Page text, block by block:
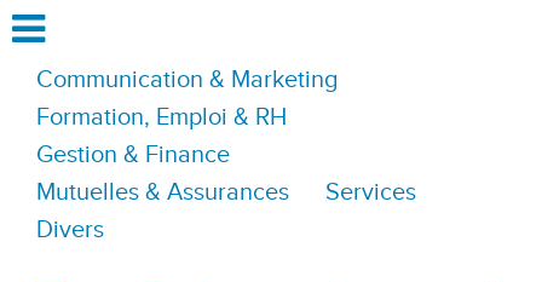
Communication & Marketing
Formation, Emploi & RH
Gestion & Finance
Mutuelles & Assurances
Services
Divers